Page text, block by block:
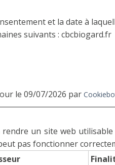
et la date à
suivants : cbcbiogard.fr
le 09/07/2026 par
un site web
pas fonctionner